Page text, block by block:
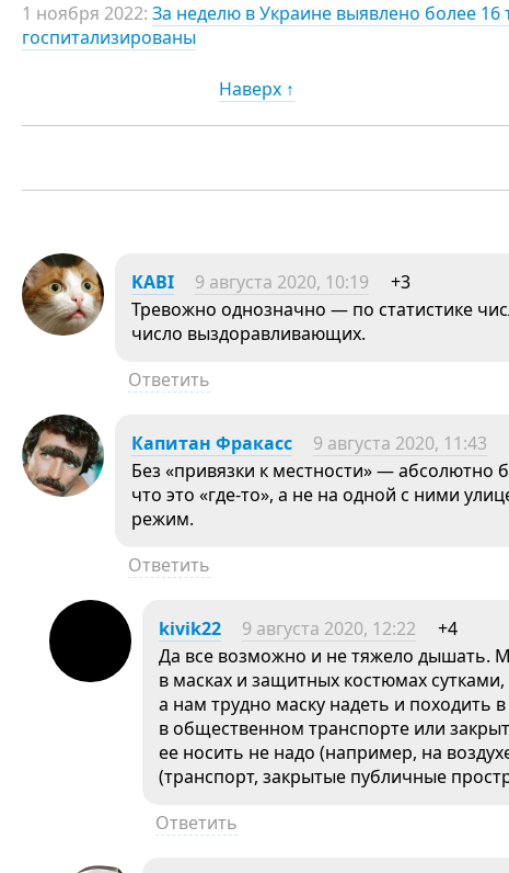
1 ноября 2022: За неделю в Украине выявлено более 16
госпитализированы
Наверх ↑
KABI 9 августа 2020, 10:19
+3
Тревожно однозначно — по статистике
число выздоравливающих.
Ответить
Капитан Фракасс 9 августа 2020, 11:43
Без «привязки к местности» —
что это «где-то», а не на одной с ними
режим.
Ответить
kivik22 9 августа 2020, 12:22
+4
Да все возможно и не тяжело дышать.
в масках и защитных костюмах
а нам трудно маску надеть и походить
в общественном транспорте или
ее носить не надо (например, на
(транспорт, закрытые публичные
Ответить